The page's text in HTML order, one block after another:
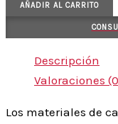
AÑADIR AL CARRITO
Descripción
Valoraciones
Los materiales de